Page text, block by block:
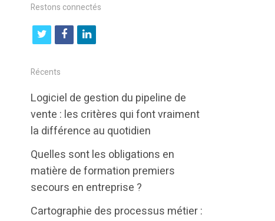
Restons connectés
t
i
t
t
e
f
b
o
k
l
e
d
i
n
Récents
Logiciel de gestion du pipeline de
vente : les critères qui font vraiment
la différence au quotidien
Quelles sont les obligations en
matière de formation premiers
secours en entreprise ?
Cartographie des processus métier :